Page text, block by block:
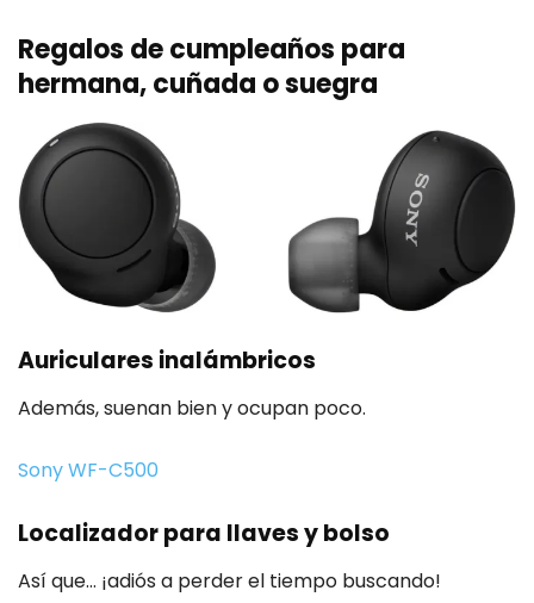
Regalos de cumpleaños para
hermana, cuñada o suegra
Auriculares inalámbricos
Además, suenan bien y ocupan poco.
Sony WF-C500
Localizador para llaves y bolso
Así que… ¡adiós a perder el tiempo buscando!